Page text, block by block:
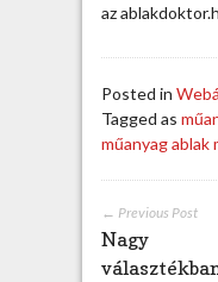
az
Posted in
Tagged as
műanyag ablak
← Previous Post
Nagy